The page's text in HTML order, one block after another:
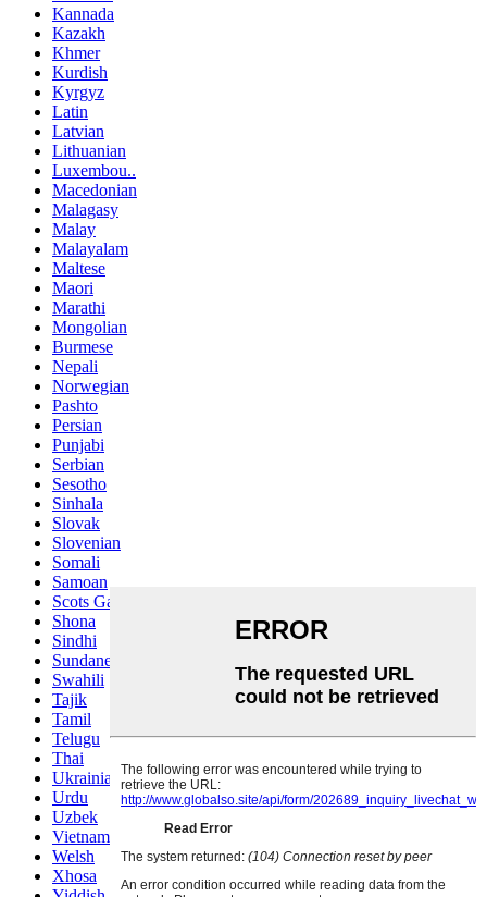
Kannada
Kazakh
Khmer
Kurdish
Kyrgyz
Latin
Latvian
Lithuanian
Luxembou..
Macedonian
Malagasy
Malay
Malayalam
Maltese
Maori
Marathi
Mongolian
Burmese
Nepali
Norwegian
Pashto
Persian
Punjabi
Serbian
Sesotho
Sinhala
Slovak
Slovenian
Somali
Samoan
Scots Gaelic
Shona
Sindhi
Sundanese
Swahili
Tajik
Tamil
Telugu
Thai
Ukrainian
Urdu
Uzbek
Vietnamese
Welsh
Xhosa